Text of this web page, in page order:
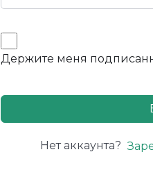
Держите меня
Нет аккаунта?